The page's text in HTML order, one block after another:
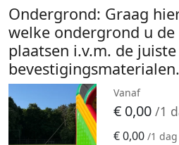
Ondergrond: Graag
welke ondergrond u
plaatsen i.v.m. de juiste
bevestigingsmaterialen.
Vanaf
€ 0,00 /1
€0,00 /1 dag